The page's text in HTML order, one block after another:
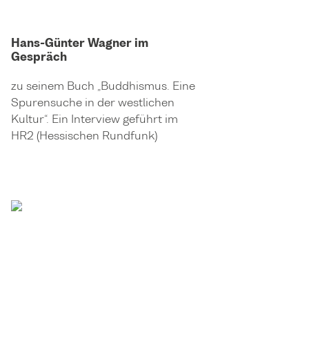
Hans-Günter Wagner im
Gespräch
zu seinem Buch „Buddhismus. Eine
Spurensuche in der westlichen
Kultur“. Ein Interview geführt im
HR2 (Hessischen Rundfunk)